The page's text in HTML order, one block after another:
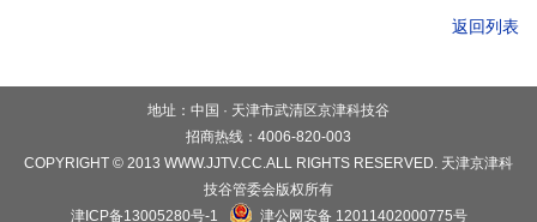
返回列表
地址：中国 · 天津市武清区京津科技谷
招商热线：4006-820-003
COPYRIGHT © 2013 WWW.JJTV.CC.ALL RIGHTS RESERVED. 天津京津科
技谷管委会版权所有
津ICP备13005280号-1
津公网安备 12011402000775号